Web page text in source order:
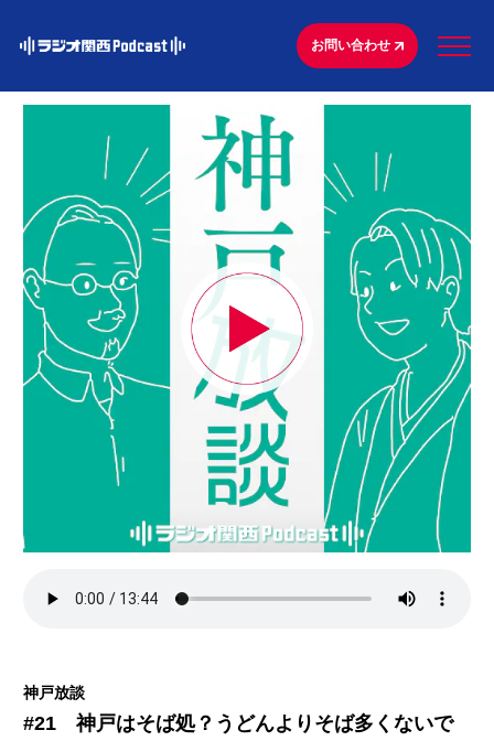
お問い合わせ
神戸放談
#21 神戸はそば処？うどんよりそば多くないで